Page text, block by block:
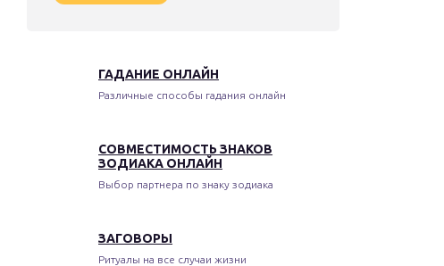
ГАДАНИЕ ОНЛАЙН
Различные способы гадания онлайн
СОВМЕСТИМОСТЬ ЗНАКОВ
ЗОДИАКА ОНЛАЙН
Выбор партнера по знаку зодиака
ЗАГОВОРЫ
Ритуалы на все случаи жизни